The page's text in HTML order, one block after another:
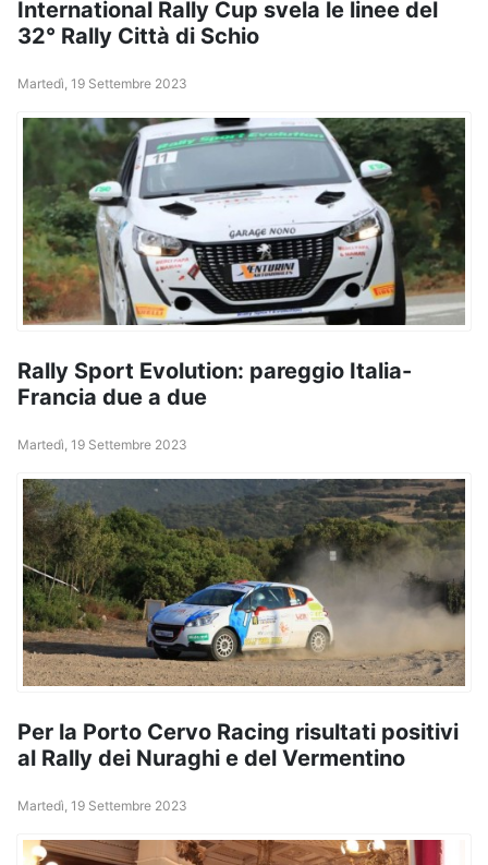
International Rally Cup svela le linee del
32° Rally Città di Schio
Martedì, 19 Settembre 2023
Rally Sport Evolution: pareggio Italia-
Francia due a due
Martedì, 19 Settembre 2023
Per la Porto Cervo Racing risultati positivi
al Rally dei Nuraghi e del Vermentino
Martedì, 19 Settembre 2023